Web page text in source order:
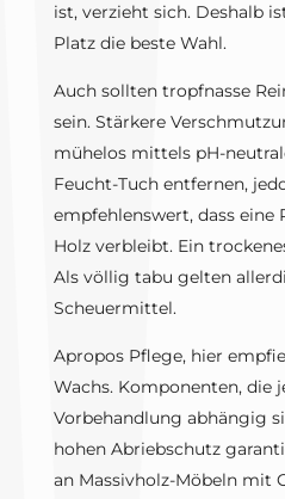
ist, verzieht sich. Deshalb
Platz die beste Wahl.
Auch sollten tropfnasse
sein. Stärkere
mühelos mittels pH-
Feucht-Tuch entfernen,
empfehlenswert, dass eine
Holz verbleibt. Ein
Als völlig tabu gelten
Scheuermittel.
Apropos Pflege, hier
Wachs. Komponenten, die
Vorbehandlung abhängig
hohen Abriebschutz
an Massivholz-Möbeln mit